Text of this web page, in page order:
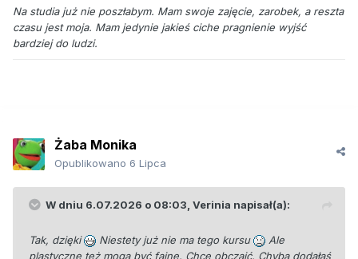
Na studia już nie poszłabym. Mam swoje zajęcie, zarobek, a reszta
czasu jest moja. Mam jedynie jakieś ciche pragnienie wyjść
bardziej do ludzi.
Żaba Monika
Opublikowano 6 Lipca
W dniu 6.07.2026 o 08:03, Verinia napisał(a):
Tak, dzięki Niestety już nie ma tego kursu
Ale
plastyczne też mogą być fajne. Chcę obczaić. Chyba dodałaś